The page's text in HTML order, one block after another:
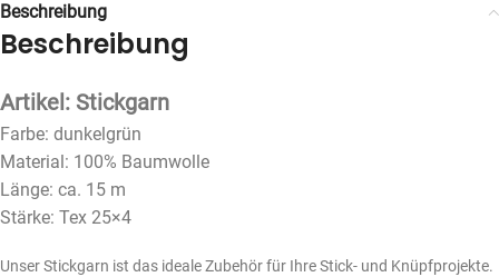
Beschreibung
Beschreibung
Artikel: Stickgarn
Farbe: dunkelgrün
Material: 100% Baumwolle
Länge: ca. 15 m
Stärke: Tex 25×4
Unser Stickgarn ist das ideale Zubehör für Ihre Stick- und Knüpfprojekte.